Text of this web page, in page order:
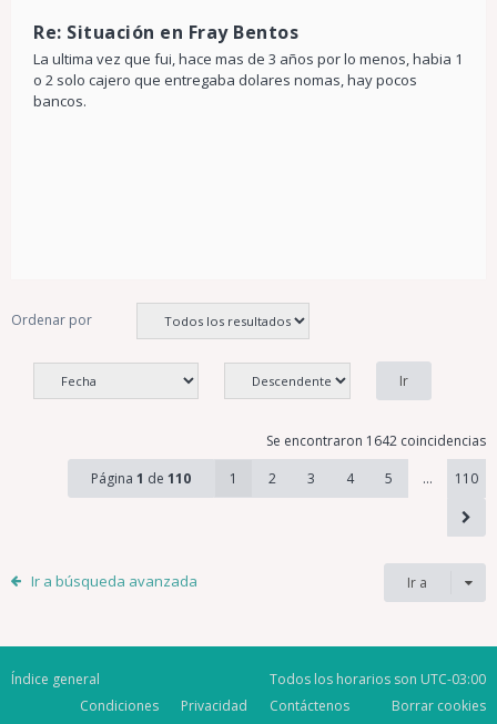
Re: Situación en Fray Bentos
La ultima vez que fui, hace mas de 3 años por lo menos, habia 1
o 2 solo cajero que entregaba dolares nomas, hay pocos
bancos.
Ordenar por
Se encontraron 1642 coincidencias
Página 1 de 110 1 2 3 4 5 … 110
Ir a búsqueda avanzada Ir a
Índice general Todos los horarios son UTC-03:00
Borrar cookies
Contáctenos
Privacidad
Condiciones